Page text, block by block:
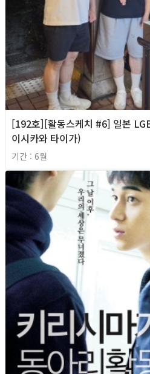
[192호][활동스케치 #6] 일본
이시카와 타이가)
기간 : 6월